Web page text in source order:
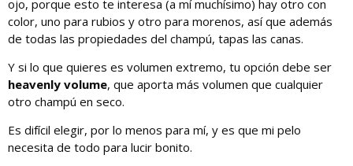
ojo, porque esto te interesa (a mí muchísimo) hay otro con
color, uno para rubios y otro para morenos, así que además
de todas las propiedades del champú, tapas las canas.
Y si lo que quieres es volumen extremo, tu opción debe ser
heavenly volume, que aporta más volumen que cualquier
otro champú en seco.
Es difícil elegir, por lo menos para mí, y es que mi pelo
necesita de todo para lucir bonito.